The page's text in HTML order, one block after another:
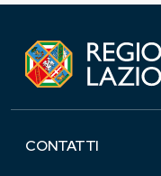
CONTATTI